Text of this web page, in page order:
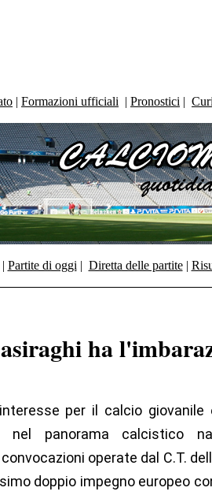
| Formazioni ufficiali | Pronostici |
| Partite di oggi | Diretta delle partite|
ha
per il calcio
nel panorama calcistico
operate dal C.T.
doppio impegno europeo